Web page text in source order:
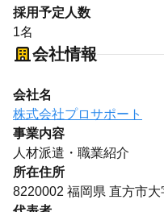
採用予定人数
1名
会社情報
会社名
株式会社プロサポート
事業内容
人材派遣・職業紹介
所在住所
8220002 福岡県 直方市